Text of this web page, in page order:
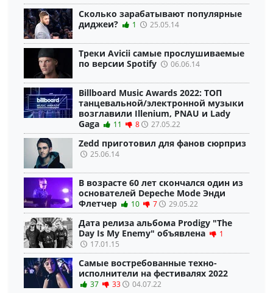
Сколько зарабатывают популярные
диджеи?
1 25.05.14
Треки Avicii самые прослушиваемые
по версии Spotify
06.06.14
Billboard Music Awards 2022: ТОП
танцевальной/электронной музыки
возглавили Illenium, PNAU и Lady
Gaga
11 8 27.05.22
Zedd приготовил для фанов сюрприз
25.06.14
В возрасте 60 лет скончался один из
основателей Depeche Mode Энди
Флетчер
10 7 29.05.22
Дата релиза альбома Prodigy "The
Day Is My Enemy" объявлена
1
17.01.15
Самые востребованные техно-
исполнители на фестивалях 2022
37 33 04.07.22